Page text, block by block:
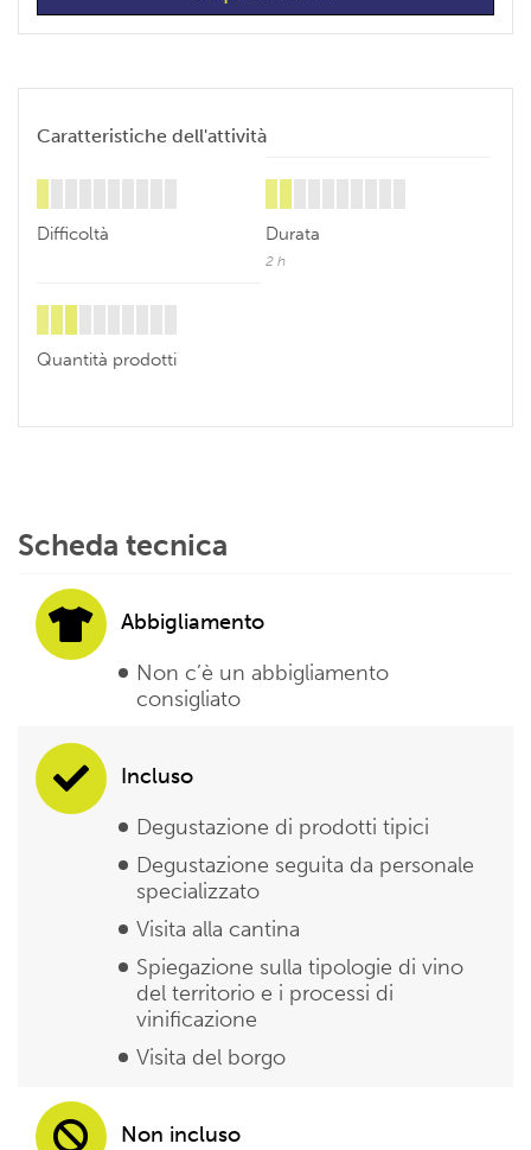
Caratteristiche dell'attività
Difficoltà Durata
2 h
Quantità prodotti
Scheda tecnica
Abbigliamento
Non c’è un abbigliamento
consigliato
Incluso
Degustazione di prodotti tipici
Degustazione seguita da personale
specializzato
Visita alla cantina
Spiegazione sulla tipologie di vino
del territorio e i processi di
vinificazione
Visita del borgo
Non incluso